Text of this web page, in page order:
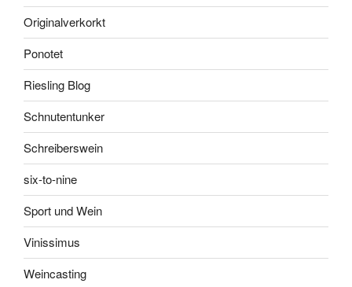
Originalverkorkt
Ponotet
Riesling Blog
Schnutentunker
Schreiberswein
six-to-nine
Sport und Wein
Vinissimus
Weincasting